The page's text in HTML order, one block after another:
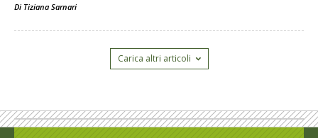
Di Tiziana Sarnari
Carica altri articoli